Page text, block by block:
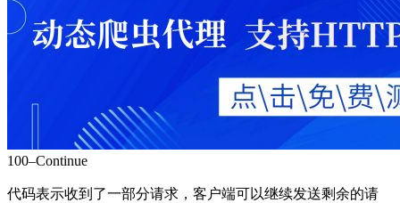
100–Continue
代码表示收到了一部分请求，客户端可以继续发送剩余的请